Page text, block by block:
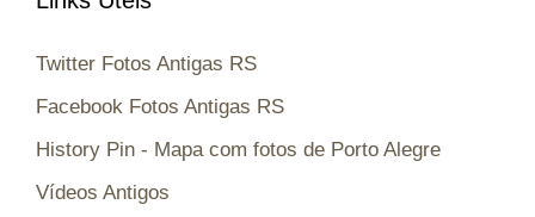
Twitter Fotos Antigas RS
Facebook Fotos Antigas RS
History Pin - Mapa com fotos de Porto Alegre
Vídeos Antigos